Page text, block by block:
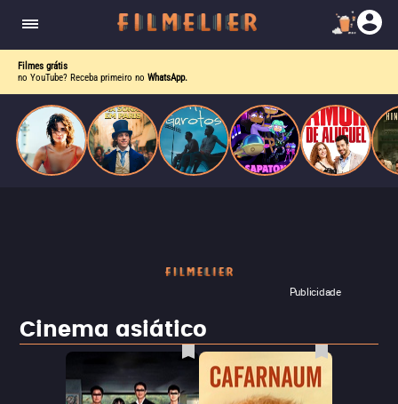
Filmes grátis
no YouTube? Receba primeiro no WhatsApp.
Publicidade
Cinema asiático
escrevia e a vida real começa a desaparecer.